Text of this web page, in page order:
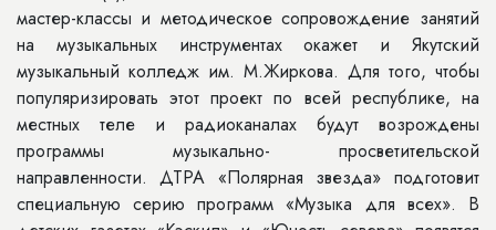
мастер-классы и методическое сопровождение занятий
на музыкальных инструментах окажет и Якутский
музыкальный колледж им. М.Жиркова. Для того, чтобы
популяризировать этот проект по всей республике, на
местных теле и радиоканалах будут возрождены
программы музыкально- просветительской
направленности. ДТРА «Полярная звезда» подготовит
специальную серию программ «Музыка для всех». В